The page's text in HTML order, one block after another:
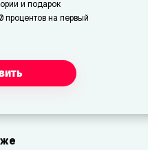
и подарок
процентов на первый